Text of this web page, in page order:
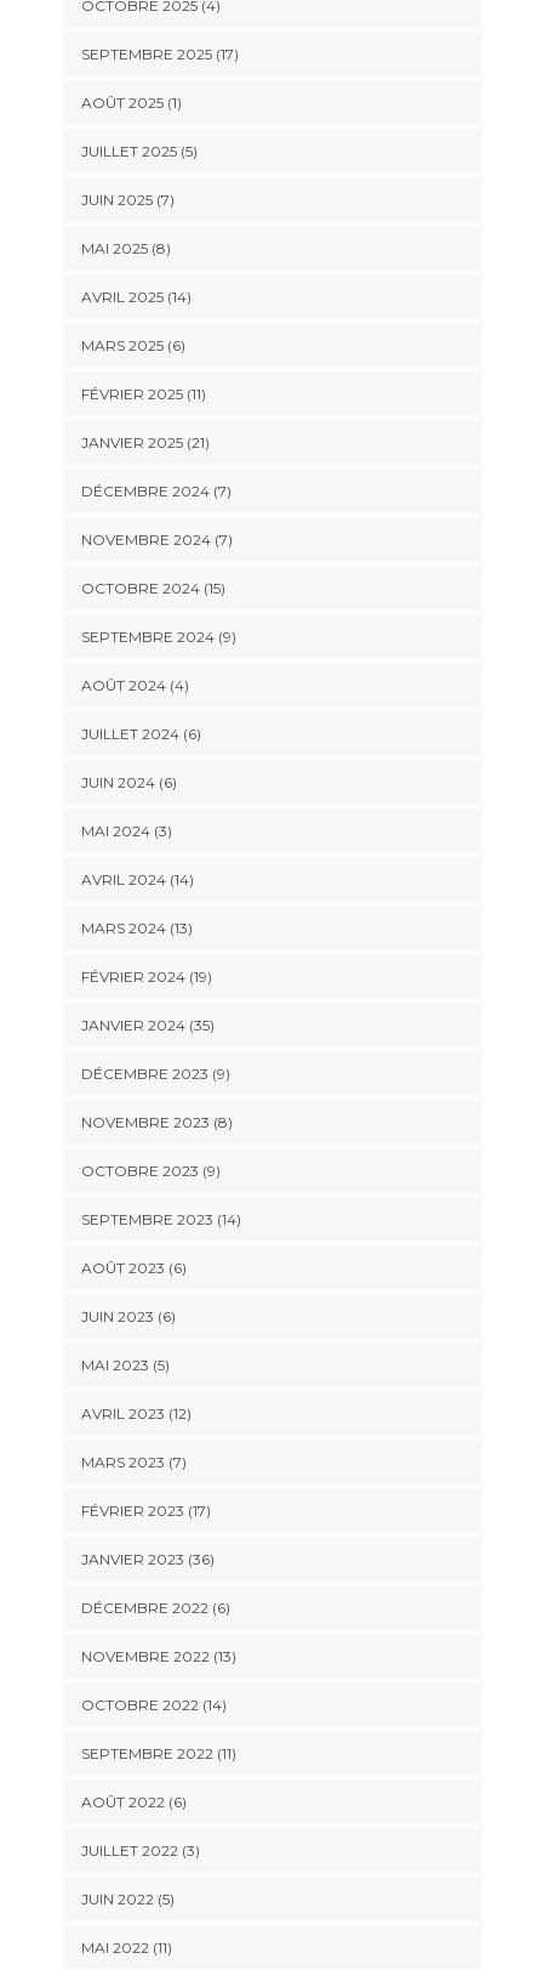
OCTOBRE 2025 (4)
SEPTEMBRE 2025 (17)
AOÛT 2025 (1)
JUILLET 2025 (5)
JUIN 2025 (7)
MAI 2025 (8)
AVRIL 2025 (14)
MARS 2025 (6)
FÉVRIER 2025 (11)
JANVIER 2025 (21)
DÉCEMBRE 2024 (7)
NOVEMBRE 2024 (7)
OCTOBRE 2024 (15)
SEPTEMBRE 2024 (9)
AOÛT 2024 (4)
JUILLET 2024 (6)
JUIN 2024 (6)
MAI 2024 (3)
AVRIL 2024 (14)
MARS 2024 (13)
FÉVRIER 2024 (19)
JANVIER 2024 (35)
DÉCEMBRE 2023 (9)
NOVEMBRE 2023 (8)
OCTOBRE 2023 (9)
SEPTEMBRE 2023 (14)
AOÛT 2023 (6)
JUIN 2023 (6)
MAI 2023 (5)
AVRIL 2023 (12)
MARS 2023 (7)
FÉVRIER 2023 (17)
JANVIER 2023 (36)
DÉCEMBRE 2022 (6)
NOVEMBRE 2022 (13)
OCTOBRE 2022 (14)
SEPTEMBRE 2022 (11)
AOÛT 2022 (6)
JUILLET 2022 (3)
JUIN 2022 (5)
MAI 2022 (11)